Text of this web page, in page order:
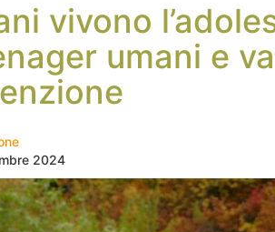
vivono
umani e
2024